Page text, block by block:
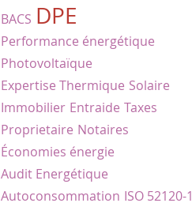
BACS DPE
Performance énergétique
Photovoltaïque
Expertise Thermique Solaire
Immobilier Entraide Taxes
Proprietaire Notaires
Économies énergie
Audit Energétique
Autoconsommation ISO 52120-1